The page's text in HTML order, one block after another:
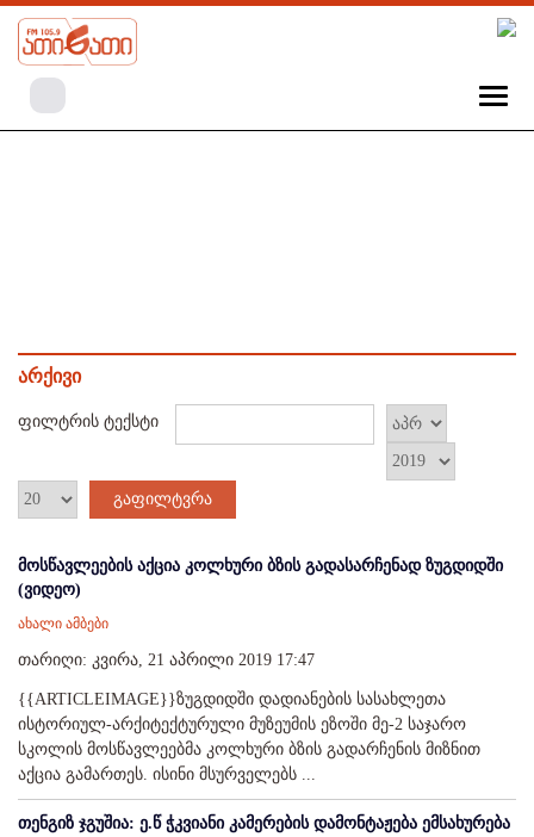
არქივი
ფილტრის ტექსტი
გაფილტვრა
მოსწავლეების აქცია კოლხური ბზის გადასარჩენად ზუგდიდში
(ვიდეო)
ახალი ამბები
თარიღი: კვირა, 21 აპრილი 2019 17:47
{{ARTICLEIMAGE}}ზუგდიდში დადიანების სასახლეთა
ისტორიულ-არქიტექტურული მუზეუმის ეზოში მე-2 საჯარო
სკოლის მოსწავლეებმა კოლხური ბზის გადარჩენის მიზნით
აქცია გამართეს. ისინი მსურველებს ...
თენგიზ ჯგუშია: ე.წ ჭკვიანი კამერების დამონტაჟება ემსახურება